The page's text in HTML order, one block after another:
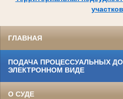
участков
ГЛАВНАЯ
ПОДАЧА ПРОЦЕССУАЛЬНЫХ
ЭЛЕКТРОННОМ ВИДЕ
О СУДЕ